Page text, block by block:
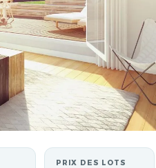
PRIX DES LOTS